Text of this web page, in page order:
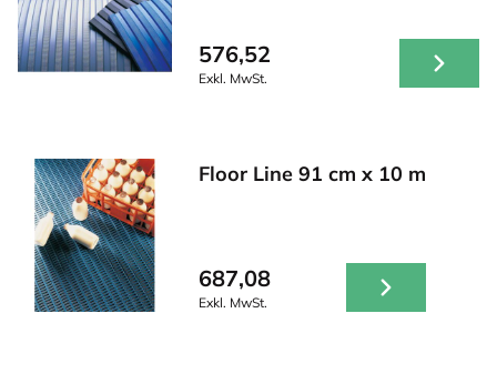
576,52
Exkl. MwSt.
Floor Line 91 cm x 10 m
687,08
Exkl. MwSt.